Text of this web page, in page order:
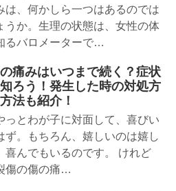
は、何かしら一つはあるのでは
うか。生理の状態は、女性の体
るバロメーターで…
痛みはいつまで続く？症状
ろう！発生した時の対処方
法も紹介！
っとわが子に対面して、喜びい
ず。もちろん、嬉しいのは嬉し
喜んでもいるのです。 けれど
傷の傷の痛…